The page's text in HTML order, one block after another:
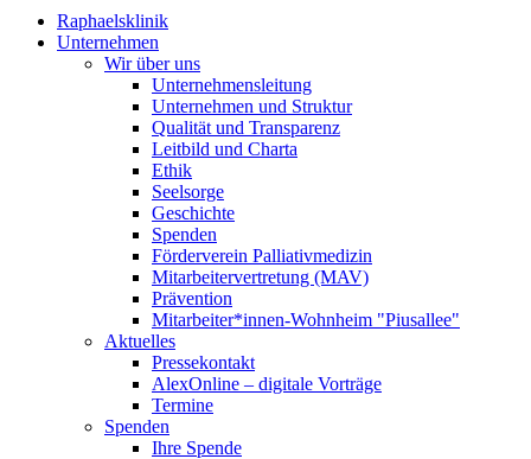
Raphaelsklinik
Unternehmen
Wir über uns
Unternehmensleitung
Unternehmen und Struktur
Qualität und Transparenz
Leitbild und Charta
Ethik
Seelsorge
Geschichte
Spenden
Förderverein Palliativmedizin
Mitarbeitervertretung (MAV)
Prävention
Mitarbeiter*innen-Wohnheim "Piusallee"
Aktuelles
Pressekontakt
AlexOnline – digitale Vorträge
Termine
Spenden
Ihre Spende